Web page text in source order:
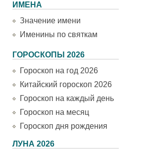
ИМЕНА
Значение имени
Именины по святкам
ГОРОСКОПЫ 2026
Гороскоп на год 2026
Китайский гороскоп 2026
Гороскоп на каждый день
Гороскоп на месяц
Гороскоп дня рождения
ЛУНА 2026